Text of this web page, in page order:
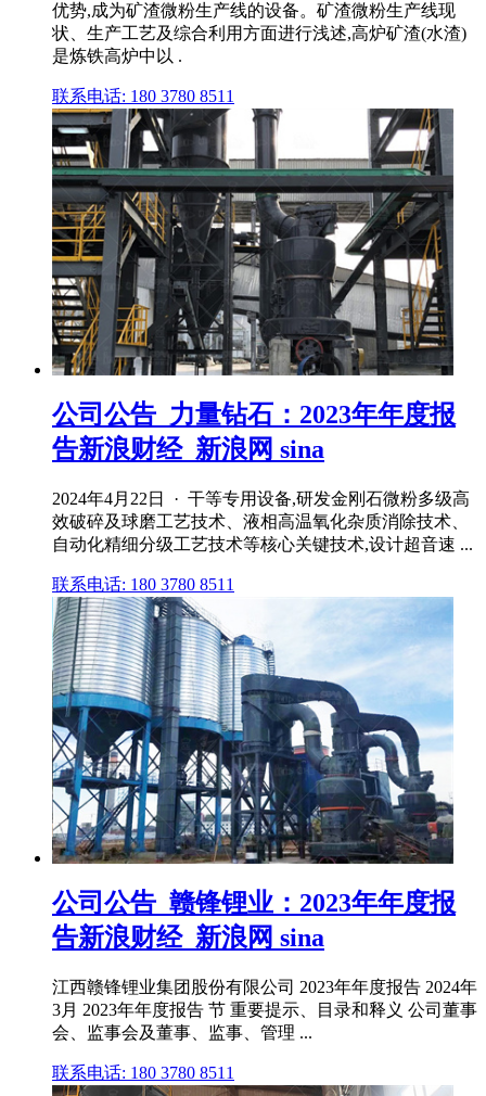
优势,成为矿渣微粉生产线的设备。矿渣微粉生产线现
状、生产工艺及综合利用方面进行浅述,高炉矿渣(水渣)
是炼铁高炉中以 .
联系电话: 180 3780 8511
公司公告_力量钻石：2023年年度报
告新浪财经_新浪网 sina
2024年4月22日 · 干等专用设备,研发金刚石微粉多级高
效破碎及球磨工艺技术、液相高温氧化杂质消除技术、
自动化精细分级工艺技术等核心关键技术,设计超音速 ...
联系电话: 180 3780 8511
公司公告_赣锋锂业：2023年年度报
告新浪财经_新浪网 sina
江西赣锋锂业集团股份有限公司 2023年年度报告 2024年
3月 2023年年度报告 节 重要提示、目录和释义 公司董事
会、监事会及董事、监事、管理 ...
联系电话: 180 3780 8511